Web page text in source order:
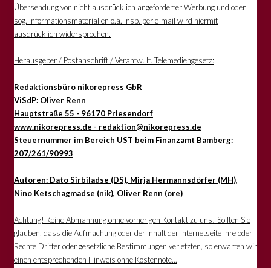
Übersendung von nicht ausdrücklich angeforderter Werbung und oder
sog. Informationsmaterialien o.ä. insb. per e-mail wird hiermit
ausdrücklich widersprochen.
Herausgeber / Postanschrift / Verantw. lt. Telemediengesetz:
Redaktionsbüro nikorepress GbR
ViSdP: Oliver Renn
Hauptstraße 55 - 96170 Priesendorf
www.nikorepress.de - redaktion@nikorepress.de
Steuernummer im Bereich UST beim Finanzamt Bamberg:
207/261/90993
Autoren: Dato Sirbiladse (DS), Mirja Hermannsdörfer (MH),
Nino Ketschagmadse (nik), Oliver Renn (ore)
Achtung! Keine Abmahnung ohne vorherigen Kontakt zu uns! Sollten Sie
glauben, dass die Aufmachung oder der Inhalt der Internetseite Ihre oder
Rechte Dritter oder gesetzliche Bestimmungen verletzten, so erwarten wir
einen entsprechenden Hinweis ohne Kostennote...